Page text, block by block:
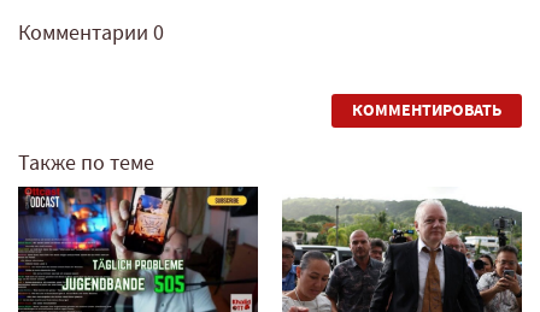
Комментарии 0
КОММЕНТИРОВАТЬ
Также по теме